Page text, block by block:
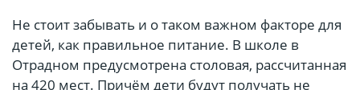
Не стоит забывать и о таком важном факторе для
детей, как правильное питание. В школе в
Отрадном предусмотрена столовая, рассчитанная
на 420 мест. Причём дети будут получать не